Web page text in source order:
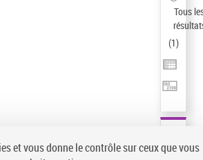
Tous
(1)
et vous donne le contrôle sur ceux que vous